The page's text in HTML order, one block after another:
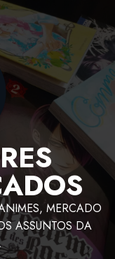
MERCADO
ASSUNTOS DA